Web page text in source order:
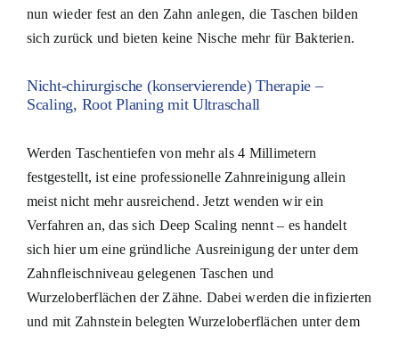
nun wieder fest an den Zahn anlegen, die Taschen bilden
sich zurück und bieten keine Nische mehr für Bakterien.
Nicht-chirurgische (konservierende) Therapie –
Scaling, Root Planing mit Ultraschall
Werden Taschentiefen von mehr als 4 Millimetern
festgestellt, ist eine professionelle Zahnreinigung allein
meist nicht mehr ausreichend. Jetzt wenden wir ein
Verfahren an, das sich Deep Scaling nennt – es handelt
sich hier um eine gründliche Ausreinigung der unter dem
Zahnfleischniveau gelegenen Taschen und
Wurzeloberflächen der Zähne. Dabei werden die infizierten
und mit Zahnstein belegten Wurzeloberflächen unter dem